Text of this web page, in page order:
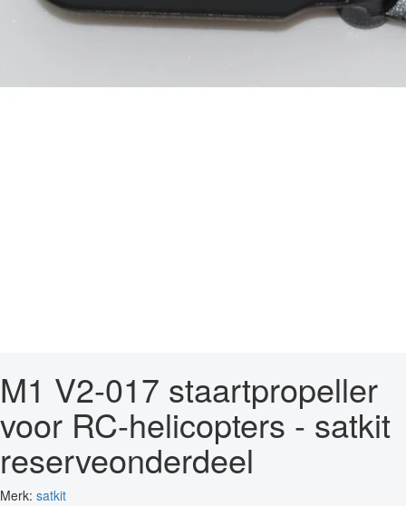
M1 V2-017 staartpropeller
voor RC-helicopters - satkit
reserveonderdeel
Merk: satkit